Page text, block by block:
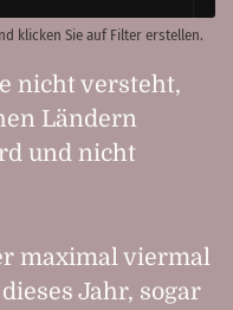
klicken Sie auf Filter erstellen.
nicht versteht,
Ländern
und nicht
maximal viermal
Jahr, sogar